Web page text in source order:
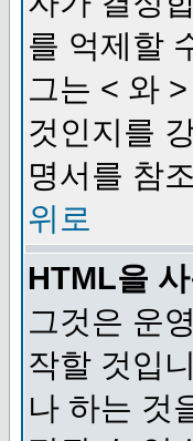
를 억제할
그는 < 와
것인지를
명서를 참
위로
HTML을
그것은 운
작할 것입
나 하는 것